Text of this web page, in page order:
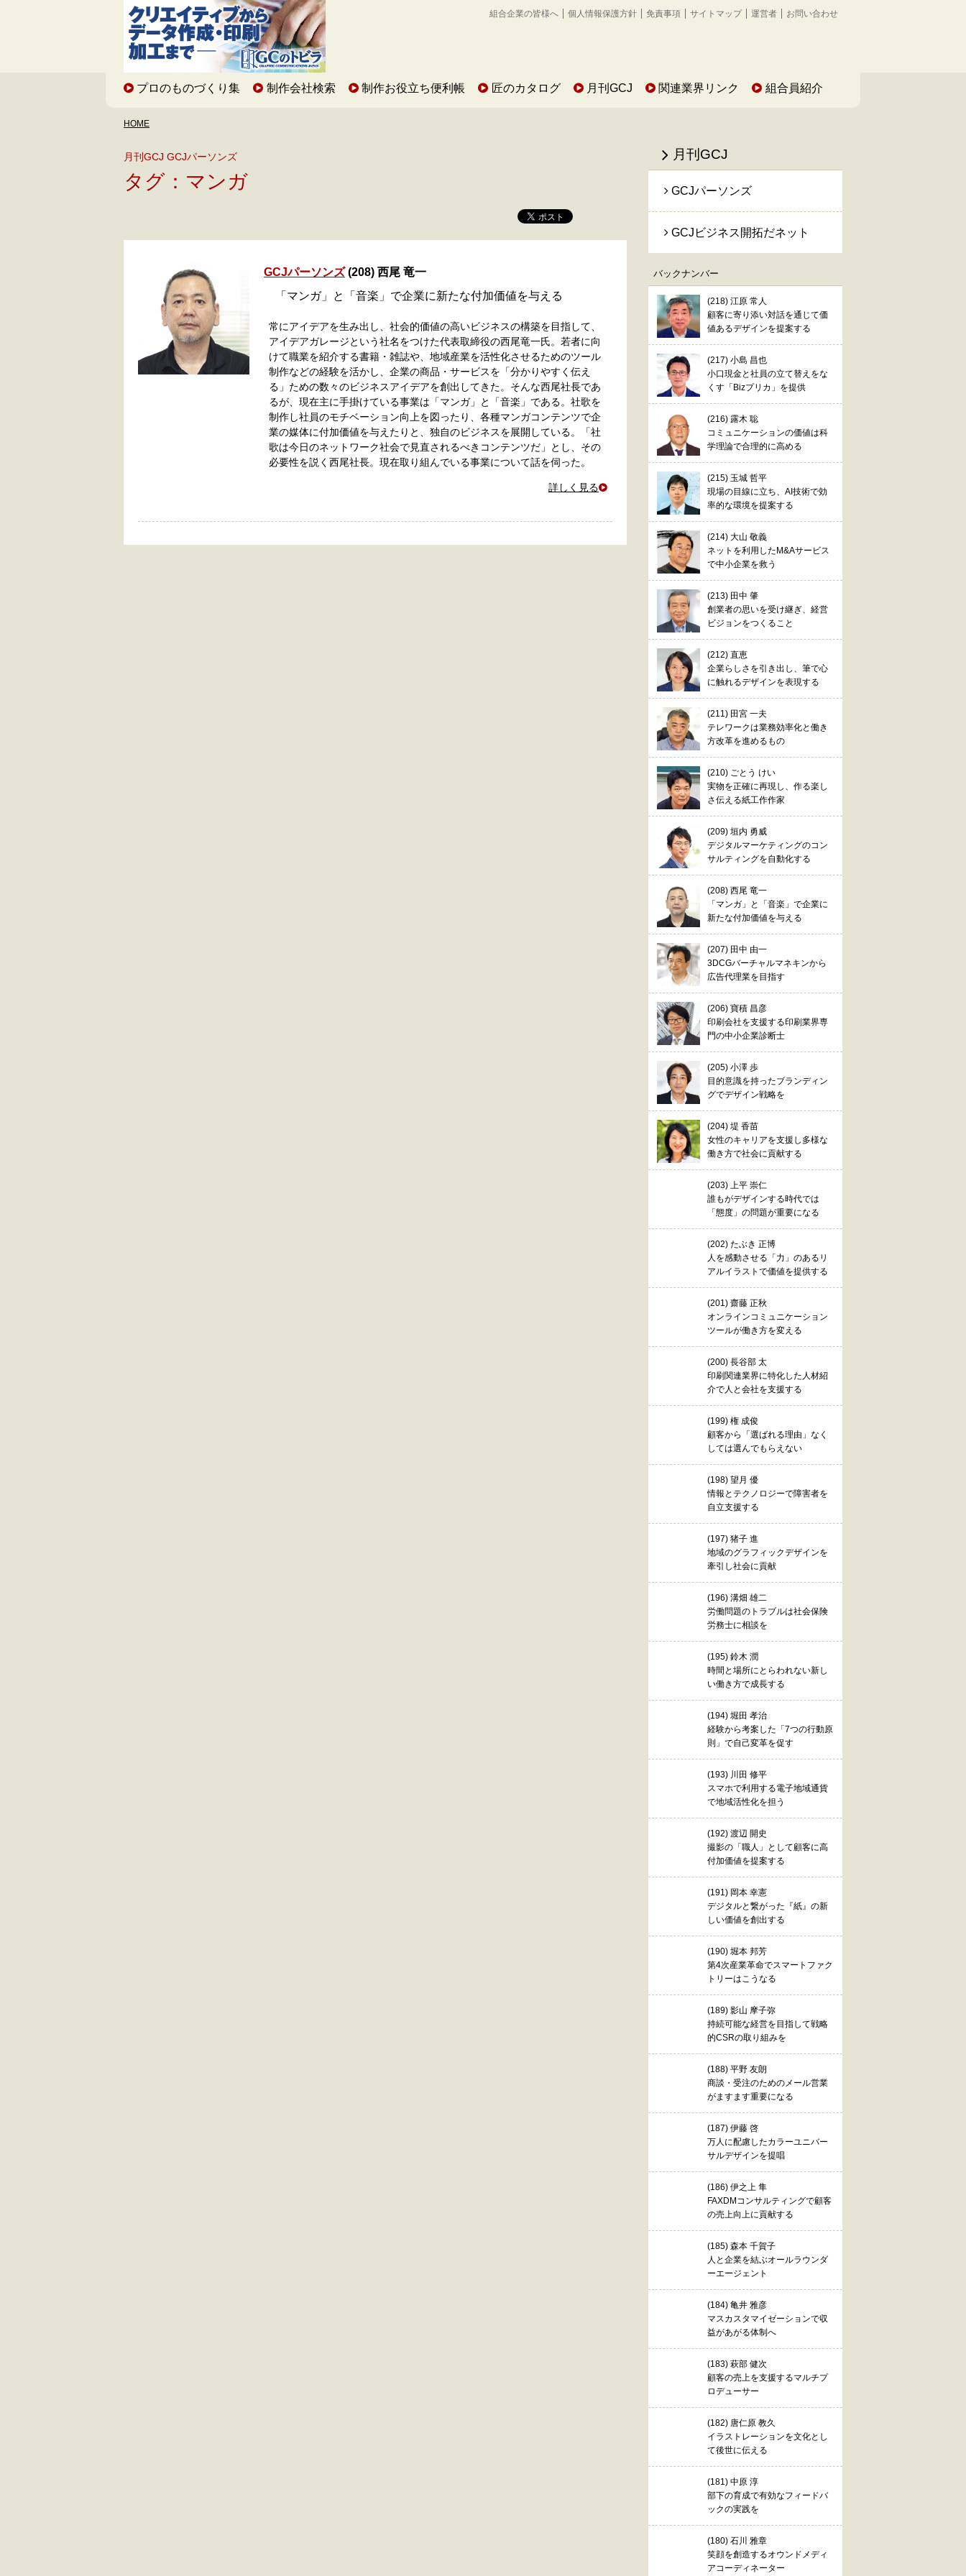
組合企業の皆様へ 個人情報保護方針 免責事項 サイトマップ 運営者 お問い合わせ
プロのものづくり集 制作会社検索 制作お役立ち便利帳 匠のカタログ 月刊GCJ 関連業界リンク 組合員紹介
HOME
月刊GCJ GCJパーソンズ
タグ：マンガ
GCJパーソンズ(208) 西尾 竜一
「マンガ」と「音楽」で企業に新たな付加価値を与える
常にアイデアを生み出し、社会的価値の高いビジネスの構築を目指して、
アイデアガレージという社名をつけた代表取締役の西尾竜一氏。若者に向
けて職業を紹介する書籍・雑誌や、地域産業を活性化させるためのツール
制作などの経験を活かし、企業の商品・サービスを「分かりやすく伝え
る」ための数々のビジネスアイデアを創出してきた。そんな西尾社長であ
るが、現在主に手掛けている事業は「マンガ」と「音楽」である。社歌を
制作し社員のモチベーション向上を図ったり、各種マンガコンテンツで企
業の媒体に付加価値を与えたりと、独自のビジネスを展開している。「社
歌は今日のネットワーク社会で見直されるべきコンテンツだ」とし、その
必要性を説く西尾社長。現在取り組んでいる事業について話を伺った。
詳しく見る
月刊GCJ
GCJパーソンズ
GCJビジネス開拓だネット
バックナンバー
(218) 江原 常人
顧客に寄り添い対話を通じて価
値あるデザインを提案する
(217) 小島 昌也
小口現金と社員の立て替えをな
くす「Bizプリカ」を提供
(216) 露木 聡
コミュニケーションの価値は科
学理論で合理的に高める
(215) 玉城 哲平
現場の目線に立ち、AI技術で効
率的な環境を提案する
(214) 大山 敬義
ネットを利用したM&Aサービス
で中小企業を救う
(213) 田中 肇
創業者の思いを受け継ぎ、経営
ビジョンをつくること
(212) 直恵
企業らしさを引き出し、筆で心
に触れるデザインを表現する
(211) 田宮 一夫
テレワークは業務効率化と働き
方改革を進めるもの
(210) ごとう けい
実物を正確に再現し、作る楽し
さ伝える紙工作作家
(209) 垣内 勇威
デジタルマーケティングのコン
サルティングを自動化する
(208) 西尾 竜一
「マンガ」と「音楽」で企業に
新たな付加価値を与える
(207) 田中 由一
3DCGバーチャルマネキンから
広告代理業を目指す
(206) 寶積 昌彦
印刷会社を支援する印刷業界専
門の中小企業診断士
(205) 小澤 歩
目的意識を持ったブランディン
グでデザイン戦略を
(204) 堤 香苗
女性のキャリアを支援し多様な
働き方で社会に貢献する
(203) 上平 崇仁
誰もがデザインする時代では
「態度」の問題が重要になる
(202) たぶき 正博
人を感動させる「力」のあるリ
アルイラストで価値を提供する
(201) 齋藤 正秋
オンラインコミュニケーション
ツールが働き方を変える
(200) 長谷部 太
印刷関連業界に特化した人材紹
介で人と会社を支援する
(199) 権 成俊
顧客から「選ばれる理由」なく
しては選んでもらえない
(198) 望月 優
情報とテクノロジーで障害者を
自立支援する
(197) 猪子 進
地域のグラフィックデザインを
牽引し社会に貢献
(196) 溝畑 雄二
労働問題のトラブルは社会保険
労務士に相談を
(195) 鈴木 潤
時間と場所にとらわれない新し
い働き方で成長する
(194) 堀田 孝治
経験から考案した「7つの行動原
則」で自己変革を促す
(193) 川田 修平
スマホで利用する電子地域通貨
で地域活性化を担う
(192) 渡辺 開史
撮影の「職人」として顧客に高
付加価値を提案する
(191) 岡本 幸憲
デジタルと繋がった『紙』の新
しい価値を創出する
(190) 堀本 邦芳
第4次産業革命でスマートファク
トリーはこうなる
(189) 影山 摩子弥
持続可能な経営を目指して戦略
的CSRの取り組みを
(188) 平野 友朗
商談・受注のためのメール営業
がますます重要になる
(187) 伊藤 啓
万人に配慮したカラーユニバー
サルデザインを提唱
(186) 伊之上 隼
FAXDMコンサルティングで顧客
の売上向上に貢献する
(185) 森本 千賀子
人と企業を結ぶオールラウンダ
ーエージェント
(184) 亀井 雅彦
マスカスタマイゼーションで収
益があがる体制へ
(183) 萩部 健次
顧客の売上を支援するマルチプ
ロデューサー
(182) 唐仁原 教久
イラストレーションを文化とし
て後世に伝える
(181) 中原 淳
部下の育成で有効なフィードバ
ックの実践を
(180) 石川 雅章
笑顔を創造するオウンドメディ
アコーディネーター